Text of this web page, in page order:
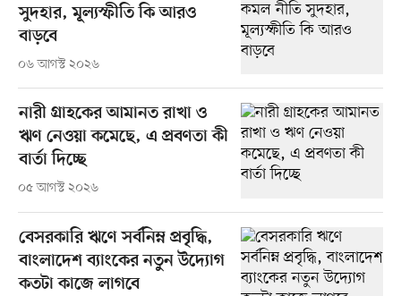
সুদহার, মূল্যস্ফীতি কি আরও
বাড়বে
০৬ আগস্ট ২০২৬
নারী গ্রাহকের আমানত রাখা ও
ঋণ নেওয়া কমেছে, এ প্রবণতা কী
বার্তা দিচ্ছে
০৫ আগস্ট ২০২৬
বেসরকারি ঋণে সর্বনিম্ন প্রবৃদ্ধি,
বাংলাদেশ ব্যাংকের নতুন উদ্যোগ
কতটা কাজে লাগবে